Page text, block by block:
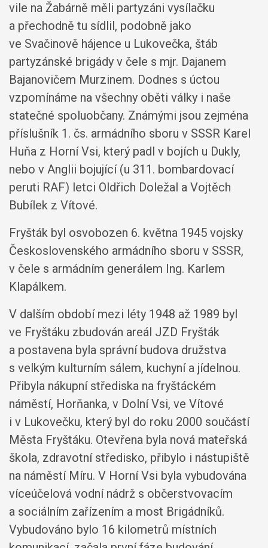
vile na Žabárně měli partyzáni vysílačku
a přechodně tu sídlil, podobně jako
ve Svačinově hájence u Lukovečka, štáb
partyzánské brigády v čele s mjr. Dajanem
Bajanovičem Murzinem. Dodnes s úctou
vzpomínáme na všechny oběti války i naše
statečné spoluobčany. Známými jsou zejména
příslušník 1. čs. armádního sboru v SSSR Karel
Huňa z Horní Vsi, který padl v bojích u Dukly,
nebo v Anglii bojující (u 311. bombardovací
peruti RAF) letci Oldřich Doležal a Vojtěch
Bubílek z Vítové.
Fryšták byl osvobozen 6. května 1945 vojsky
Československého armádního sboru v SSSR,
v čele s armádním generálem Ing. Karlem
Klapálkem.
V dalším období mezi léty 1948 až 1989 byl
ve Fryštáku zbudován areál JZD Fryšták
a postavena byla správní budova družstva
s velkým kulturním sálem, kuchyní a jídelnou.
Přibyla nákupní střediska na fryštáckém
náměstí, Horňanka, v Dolní Vsi, ve Vítové
i v Lukovečku, který byl do roku 2000 součástí
Města Fryštáku. Otevřena byla nová mateřská
škola, zdravotní středisko, přibylo i nástupiště
na náměstí Míru. V Horní Vsi byla vybudována
víceúčelová vodní nádrž s občerstvovacím
a sociálním zařízením a most Brigádníků.
Vybudováno bylo 16 kilometrů místních